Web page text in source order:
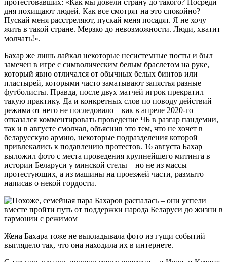
дня похищают людей. Как все смотрят на это спокойно?
Пускай меня расстреляют, пускай меня посадят. Я не хочу
жить в такой стране. Мерзко до невозможности. Люди, хватит
молчать!».
Бахар же лишь лайкал некоторые несистемные посты и был
замечен в игре с символическим белым браслетом на руке,
который явно отличался от обычных белых бинтов или
пластырей, которыми часто заматывают запястья разные
футболисты. Правда, после двух матчей игрок прекратил
такую практику. Да и конкретных слов по поводу действий
режима от него не последовало – как в апреле 2020-го
отказался комментировать проведение ЧБ в разгар пандемии,
так и в августе смолчал, объяснив это тем, что не хочет в
беларусскую армию, некоторые подразделения которой
привлекались к подавлению протестов. 16 августа Бахар
выложил фото с места проведения крупнейшего митинга в
истории Беларуси у минской стелы – но не из массы
протестующих, а из машины на проезжей части, размыто
написав о некой гордости.
Жена Бахара тоже не выкладывала фото из гущи событий –
выглядело так, что она находила их в интернете.